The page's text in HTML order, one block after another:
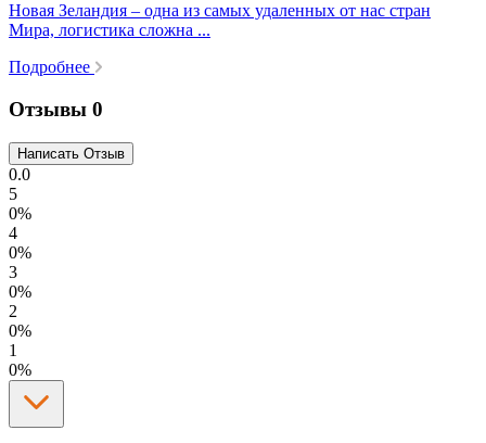
Новая Зеландия – одна из самых удаленных от нас стран
Мира, логистика сложна ...
Подробнее
Отзывы 0
0.0
5
0%
4
0%
3
0%
2
0%
1
0%